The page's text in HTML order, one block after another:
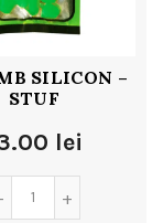
SILICON –
STUF
lei